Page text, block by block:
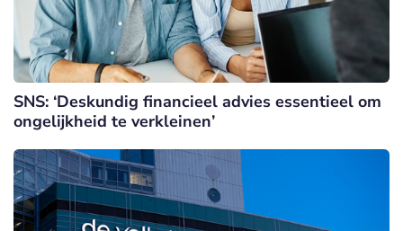
SNS: ‘Deskundig financieel advies essentieel om
ongelijkheid te verkleinen’